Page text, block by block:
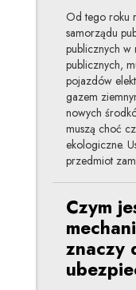
Od tego roku
samorządu
publicznych w
publicznych,
pojazdów
gazem
nowych
muszą choć
ekologiczne.
przedmiot
Czym
znaczy